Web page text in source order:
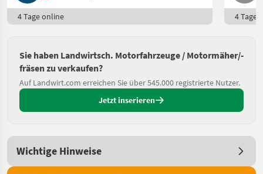
4 Tage online 4 Tage
Sie haben Landwirtsch. Motorfahrzeuge / Motormäher/-
fräsen zu verkaufen?
Auf Landwirt.com erreichen Sie über 545.000 registrierte Nutzer.
Jetzt inserieren
Wichtige Hinweise